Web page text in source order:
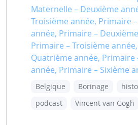
Maternelle – Deuxième
Troisième année, Primaire
année, Primaire –
Primaire – Troisième
Quatrième année, Primaire
année, Primaire – Sixième
Belgique Borinage
podcast
Vincent van Gogh